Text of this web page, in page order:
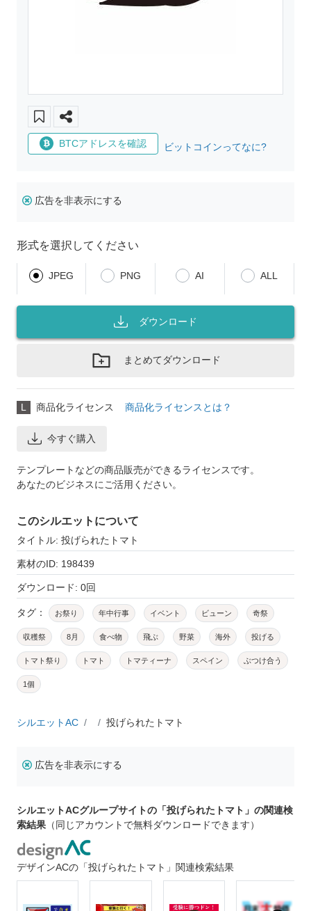
BTCアドレスを確認 ビットコインってなに?
広告を非表示にする
形式を選択してください
JPEG PNG AI ALL
ダウンロード
まとめてダウンロード
L 商品化ライセンス 商品化ライセンスとは？
今すぐ購入
テンプレートなどの商品販売ができるライセンスです。
あなたのビジネスにご活用ください。
このシルエットについて
タイトル: 投げられたトマト
素材のID: 198439
ダウンロード: 0回
タグ： お祭り 年中行事 イベント ビューン 奇祭
収穫祭 8月 食べ物 飛ぶ 野菜 海外 投げる
トマト祭り トマト トマティーナ スペイン ぶつけ合う
1個
シルエットAC 投げられたトマト
広告を非表示にする
シルエットACグループサイトの「投げられたトマト」の関連検
索結果 （同じアカウントで無料ダウンロードできます）
デザインACの「投げられたトマト」関連検索結果